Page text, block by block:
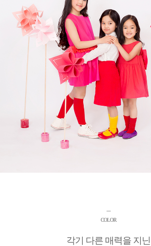
ㅡ
COLOR
각기 다른 매력을 지닌